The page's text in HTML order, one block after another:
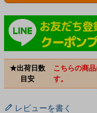
★出荷日数
目安
こちらの商
す。
レビューを書く